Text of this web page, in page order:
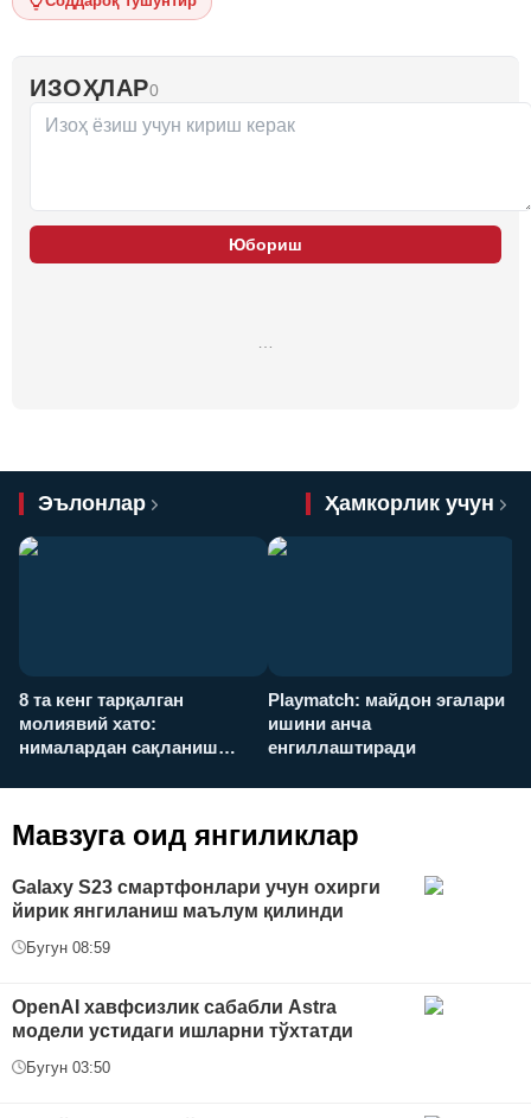
ИЗОҲЛАР0
Юбориш
Эълонлар Ҳамкорлик учун
8 та кенг тарқалган
молиявий хато:
нималардан сақланиш
Playmatch: майдон эгалари
ишини анча
енгиллаштиради
Мавзуга оид янгиликлар
Galaxy S23 смартфонлари учун охирги
йирик янгиланиш маълум қилинди
Бугун 08:59
OpenAI хавфсизлик сабабли Astra
модели устидаги ишларни тўхтатди
Бугун 03:50